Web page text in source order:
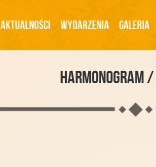
Aktualności Wydarzenia Galeria
Harmonogram /